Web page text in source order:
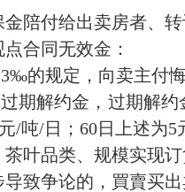
陪付给出卖房者、
合同无效金：
的规定，向卖主付悔
期解约金，过期解
/吨/日；60日上述为5
叶品类、规模实现
致争论的，買賣买